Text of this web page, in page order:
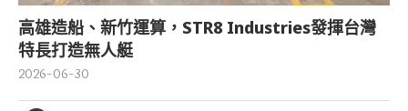
高雄造船、新竹運算，STR8 Industries發揮台灣
特長打造無人艇
2026-06-30